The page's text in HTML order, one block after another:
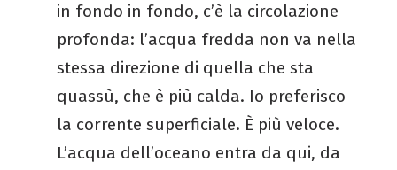
in fondo in fondo, c’è la circolazione
profonda: l’acqua fredda non va nella
stessa direzione di quella che sta
quassù, che è più calda. Io preferisco
la corrente superficiale. È più veloce.
L’acqua dell’oceano entra da qui, da